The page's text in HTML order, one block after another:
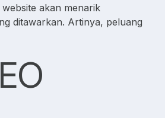
akan menarik
ditawarkan. Artinya, peluang